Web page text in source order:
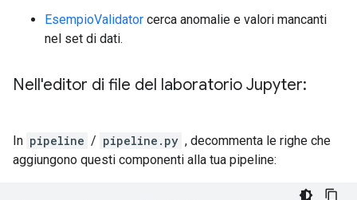
EsempioValidator cerca anomalie e valori mancanti
nel set di dati.
Nell'editor di file del laboratorio Jupyter:
In pipeline / pipeline.py , decommenta le righe che
aggiungono questi componenti alla tua pipeline: